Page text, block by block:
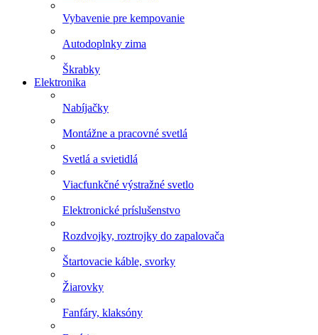
Vybavenie pre kempovanie
Autodoplnky zima
Škrabky
Elektronika
Nabíjačky
Montážne a pracovné svetlá
Svetlá a svietidlá
Viacfunkčné výstražné svetlo
Elektronické príslušenstvo
Rozdvojky, roztrojky do zapalovača
Štartovacie káble, svorky
Žiarovky
Fanfáry, klaksóny